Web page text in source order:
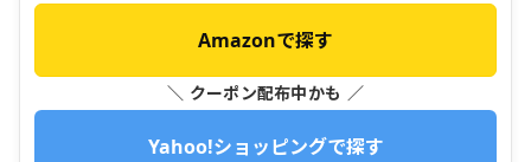
Amazonで探す
＼ クーポン配布中かも ／
Yahoo!ショッピングで探す